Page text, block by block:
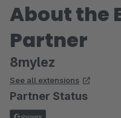
About the
Partner
8mylez
See all extensions
Partner Status